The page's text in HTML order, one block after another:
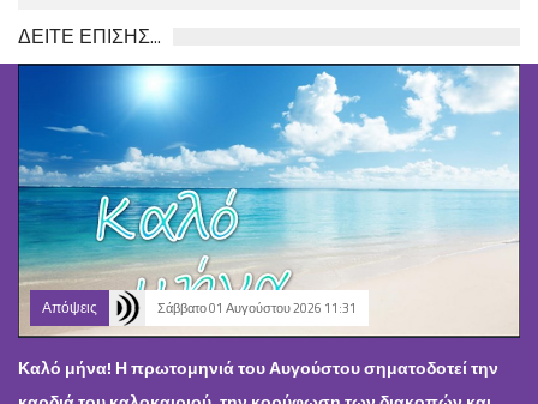
ΔΕΙΤΕ ΕΠΙΣΗΣ...
Απόψεις Σάββατο 01 Αυγούστου 2026 11:31
Καλό μήνα! Η πρωτομηνιά του Αυγούστου σηματοδοτεί την